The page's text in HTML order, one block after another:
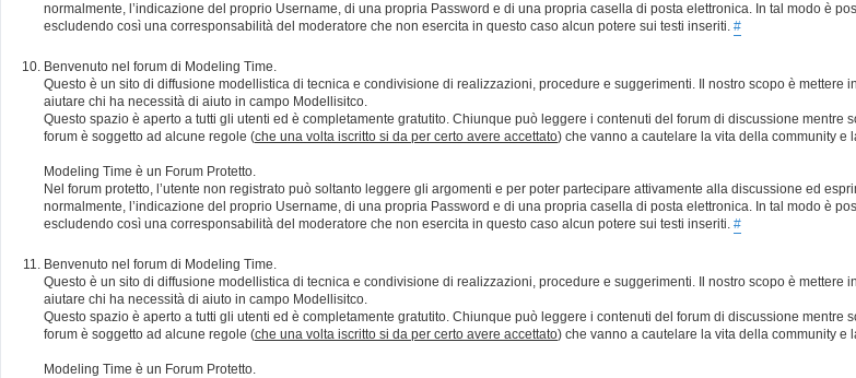
normalmente, l’indicazione del proprio Username, di una propria Password e di una propria casella di posta elettronica. In tal modo è
escludendo così una corresponsabilità del moderatore che non esercita in questo caso alcun potere sui testi inseriti. #
Benvenuto nel forum di Modeling Time.
Questo è un sito di diffusione modellistica di tecnica e condivisione di realizzazioni, procedure e suggerimenti. Il nostro scopo è
aiutare chi ha necessità di aiuto in campo Modellisitco.
Questo spazio è aperto a tutti gli utenti ed è completamente gratutito. Chiunque può leggere i contenuti del forum di discussione
forum è soggetto ad alcune regole (che una volta iscritto si da per certo avere accettato) che vanno a cautelare la vita della community e
Modeling Time è un Forum Protetto.
Nel forum protetto, l’utente non registrato può soltanto leggere gli argomenti e per poter partecipare attivamente alla discussione ed
normalmente, l’indicazione del proprio Username, di una propria Password e di una propria casella di posta elettronica. In tal modo è
escludendo così una corresponsabilità del moderatore che non esercita in questo caso alcun potere sui testi inseriti. #
Benvenuto nel forum di Modeling Time.
Questo è un sito di diffusione modellistica di tecnica e condivisione di realizzazioni, procedure e suggerimenti. Il nostro scopo è
aiutare chi ha necessità di aiuto in campo Modellisitco.
Questo spazio è aperto a tutti gli utenti ed è completamente gratutito. Chiunque può leggere i contenuti del forum di discussione
forum è soggetto ad alcune regole (che una volta iscritto si da per certo avere accettato) che vanno a cautelare la vita della community e
Modeling Time è un Forum Protetto.